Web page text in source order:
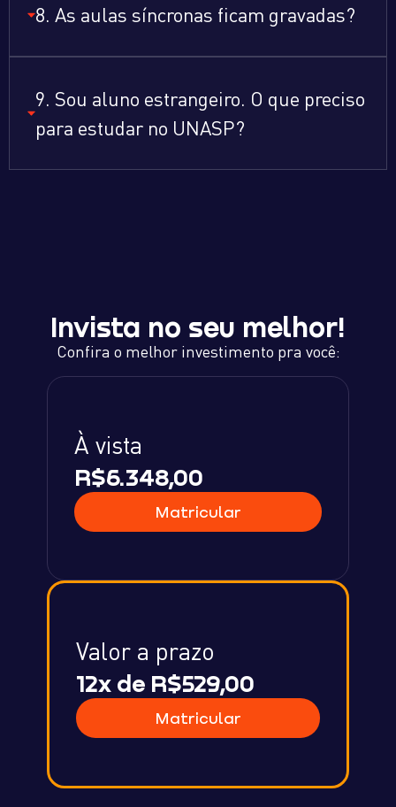
8. As aulas síncronas ficam gravadas?
9. Sou aluno estrangeiro. O que preciso
para estudar no UNASP?
Invista no seu melhor!
Confira o melhor investimento pra você:
À vista
R$6.348,00
Matricular
Valor a prazo
12x de R$529,00
Matricular